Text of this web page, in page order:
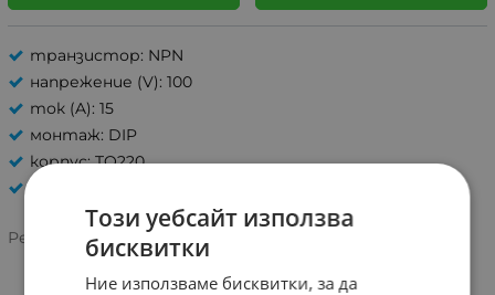
транзистор: NPN
напрежение (V): 100
ток (A): 15
монтаж: DIP
корпус: TO220
Рейтинг:
Този уебсайт използва
бисквитки
Ние използваме бисквитки, за да